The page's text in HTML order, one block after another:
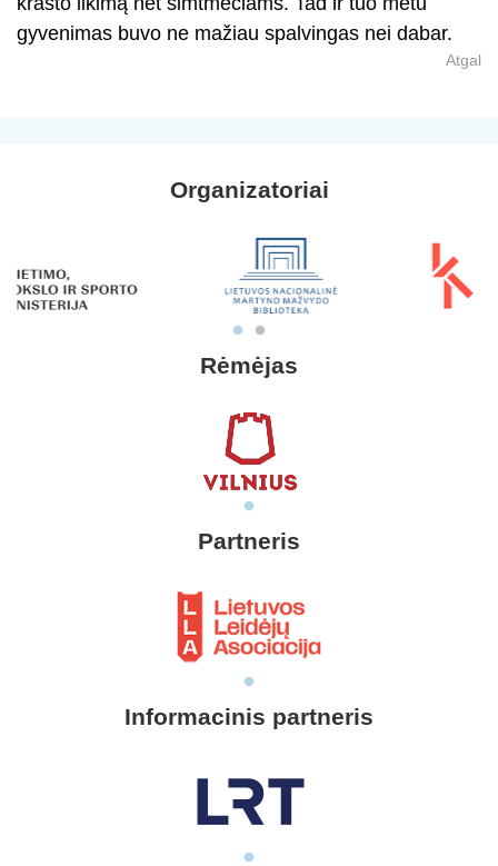
gyvenimas buvo ne mažiau spalvingas nei dabar.
Atgal
Organizatoriai
Rėmėjas
Partneris
Informacinis partneris